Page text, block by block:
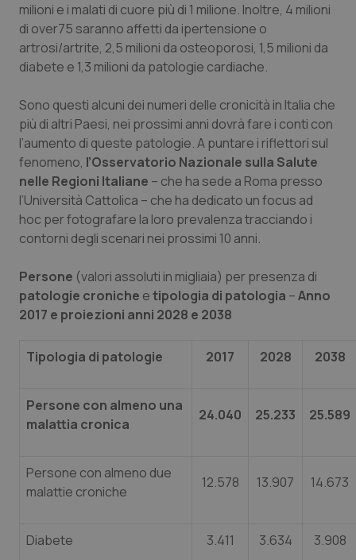
Sardegna
Sicilia
Toscana
Umbria
Valle D’Aosta
Veneto
Malattia di Crohn & Rettocolite Ulcerosa
Neuroscienze & patologie neurodegenerative
Obesità
Oftalmologia
Oncodermatologia
Oncoematologia
Oncologia & Nutrizione
Psoriasi & pelle
Quotidiano Cardiologia
Quotidiano Chirurgia
Quotidiano Pediatria
milioni e i malati di cuore più di 1 milione. Inoltre, 4 milioni
di over75 saranno affetti da ipertensione o
artrosi/artrite, 2,5 milioni da osteoporosi, 1,5 milioni da
diabete e 1,3 milioni da patologie cardiache.
Sono questi alcuni dei numeri delle cronicità in Italia che
più di altri Paesi, nei prossimi anni dovrà fare i conti con
l’aumento di queste patologie. A puntare i riflettori sul
fenomeno, l’Osservatorio Nazionale sulla Salute
nelle Regioni Italiane – che ha sede a Roma presso
l’Università Cattolica – che ha dedicato un focus ad
hoc per fotografare la loro prevalenza tracciando i
contorni degli scenari nei prossimi 10 anni.
Persone (valori assoluti in migliaia) per presenza di
patologie croniche etipologia di patologia –Anno
2017 e proiezioni anni 2028 e 2038
Tipologia di patologie 2017 2028 2038
Persone con almeno una
malattia cronica
24.040 25.233 25.589
Persone con almeno due
malattie croniche
12.578 13.907 14.673
Diabete 3.411 3.634 3.908